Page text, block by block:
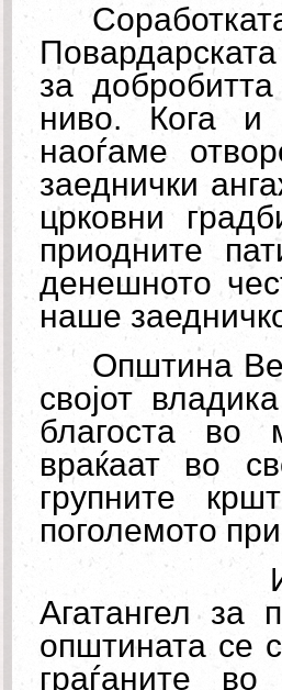
за
ниво. Кога и
наоѓаме
заеднички
црковни
приодните
денешното
наше
Општина
својот
благоста во
враќаат во
групните
поголемото
Агатангел за
општината се
граѓаните